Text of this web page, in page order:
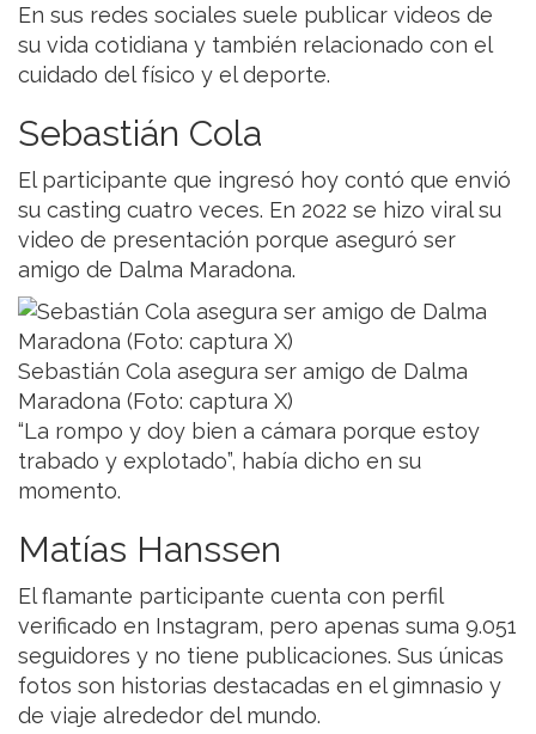
En sus redes sociales suele publicar videos de
su vida cotidiana y también relacionado con el
cuidado del físico y el deporte.
Sebastián Cola
El participante que ingresó hoy contó que envió
su casting cuatro veces. En 2022 se hizo viral su
video de presentación porque aseguró ser
amigo de Dalma Maradona.
Sebastián Cola asegura ser amigo de Dalma
Maradona (Foto: captura X)
“La rompo y doy bien a cámara porque estoy
trabado y explotado”, había dicho en su
momento.
Matías Hanssen
El flamante participante cuenta con perfil
verificado en Instagram, pero apenas suma 9.051
seguidores y no tiene publicaciones. Sus únicas
fotos son historias destacadas en el gimnasio y
de viaje alrededor del mundo.